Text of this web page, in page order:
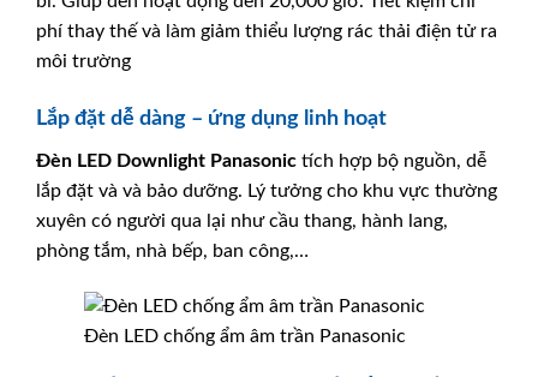
phí thay thế và làm giảm thiểu lượng rác thải điện tử ra
môi trường
Lắp đặt dễ dàng – ứng dụng linh hoạt
Đèn LED Downlight Panasonic tích hợp bộ nguồn, dễ
lắp đặt và và bảo dưỡng. Lý tưởng cho khu vực thường
xuyên có người qua lại như cầu thang, hành lang,
phòng tắm, nhà bếp, ban công,…
Đèn LED chống ẩm âm trần Panasonic